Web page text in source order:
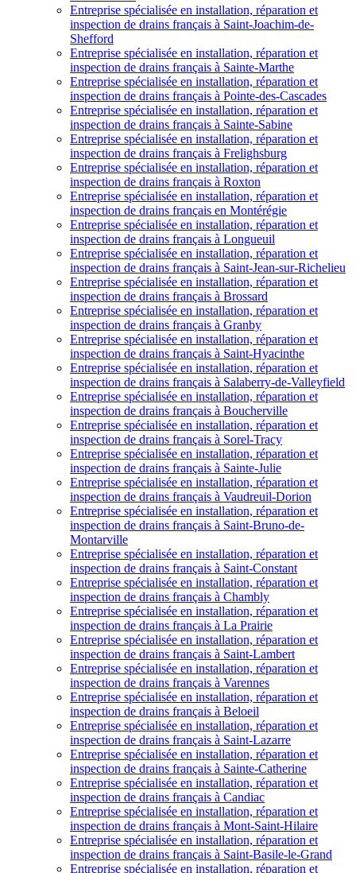
Entreprise spécialisée en installation, réparation et
inspection de drains français à Saint-Joachim-de-
Shefford
Entreprise spécialisée en installation, réparation et
inspection de drains français à Sainte-Marthe
Entreprise spécialisée en installation, réparation et
inspection de drains français à Pointe-des-Cascades
Entreprise spécialisée en installation, réparation et
inspection de drains français à Sainte-Sabine
Entreprise spécialisée en installation, réparation et
inspection de drains français à Frelighsburg
Entreprise spécialisée en installation, réparation et
inspection de drains français à Roxton
Entreprise spécialisée en installation, réparation et
inspection de drains français en Montérégie
Entreprise spécialisée en installation, réparation et
inspection de drains français à Longueuil
Entreprise spécialisée en installation, réparation et
inspection de drains français à Saint-Jean-sur-Richelieu
Entreprise spécialisée en installation, réparation et
inspection de drains français à Brossard
Entreprise spécialisée en installation, réparation et
inspection de drains français à Granby
Entreprise spécialisée en installation, réparation et
inspection de drains français à Saint-Hyacinthe
Entreprise spécialisée en installation, réparation et
inspection de drains français à Salaberry-de-Valleyfield
Entreprise spécialisée en installation, réparation et
inspection de drains français à Boucherville
Entreprise spécialisée en installation, réparation et
inspection de drains français à Sorel-Tracy
Entreprise spécialisée en installation, réparation et
inspection de drains français à Sainte-Julie
Entreprise spécialisée en installation, réparation et
inspection de drains français à Vaudreuil-Dorion
Entreprise spécialisée en installation, réparation et
inspection de drains français à Saint-Bruno-de-
Montarville
Entreprise spécialisée en installation, réparation et
inspection de drains français à Saint-Constant
Entreprise spécialisée en installation, réparation et
inspection de drains français à Chambly
Entreprise spécialisée en installation, réparation et
inspection de drains français à La Prairie
Entreprise spécialisée en installation, réparation et
inspection de drains français à Saint-Lambert
Entreprise spécialisée en installation, réparation et
inspection de drains français à Varennes
Entreprise spécialisée en installation, réparation et
inspection de drains français à Beloeil
Entreprise spécialisée en installation, réparation et
inspection de drains français à Saint-Lazarre
Entreprise spécialisée en installation, réparation et
inspection de drains français à Sainte-Catherine
Entreprise spécialisée en installation, réparation et
inspection de drains français à Candiac
Entreprise spécialisée en installation, réparation et
inspection de drains français à Mont-Saint-Hilaire
Entreprise spécialisée en installation, réparation et
inspection de drains français à Saint-Basile-le-Grand
Entreprise spécialisée en installation, réparation et